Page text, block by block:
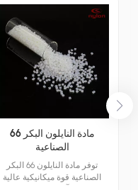
مادة النايلون البكر 66
الصناعية
توفر مادة النايلون 66 البكر
الصناعية قوة ميكانيكية عالية